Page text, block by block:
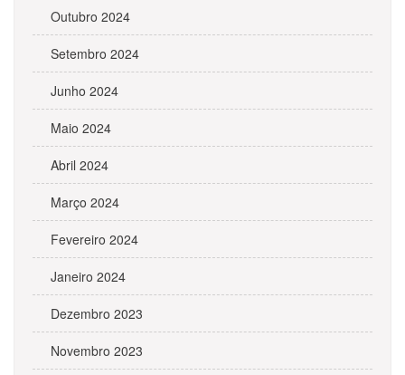
Outubro 2024
Setembro 2024
Junho 2024
Maio 2024
Abril 2024
Março 2024
Fevereiro 2024
Janeiro 2024
Dezembro 2023
Novembro 2023